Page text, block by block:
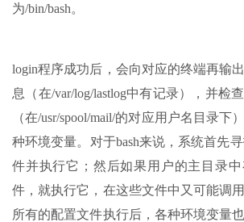
为/bin/bash。
login程序成功后，会向对应的终端再输
息（在/var/log/lastlog中有记录），并检
（在/usr/spool/mail/的对应用户名目录下
种环境变量。对于bash来说，系统首先
件并执行它；然后如果用户的主目录中
件，就执行它，在这些文件中又可能调
所有的配置文件执行后，各种环境变量